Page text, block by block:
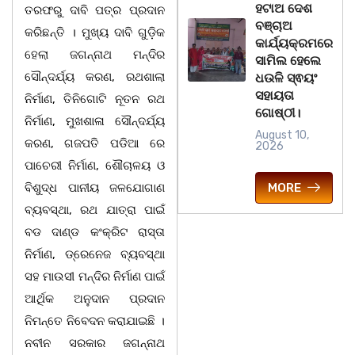
ତରଫରୁ ଦାବି ପତ୍ର ପ୍ରଦାନ
କରିଛନ୍ତି । ମୁଖ୍ୟ ଦାବି ଗୁଡ଼ିକ
ହେଲା ଜଗନ୍ନାଥ ମନ୍ଦିର
ସୌନ୍ଦର୍ଯ୍ୟ କରଣ, ରଥଶାଲା
ନିର୍ମାଣ, ତିନିଗୋଟି ନୂତନ ରଥ
ନିର୍ମାଣ, ମୁଖଶାଳା ସୌନ୍ଦର୍ଯ୍ୟ
କରଣ, ଗଜପତି ପଡିଆ ରେ
ପାଚେରୀ ନିର୍ମାଣ, ଶୌଚାଳୟ ଓ
ବିଶୁଦ୍ଧ ପାନୀୟ ଜଳଯୋଗାଣ
ବ୍ୟବସ୍ଥା, ରଥ ଯାତ୍ରା ପାଇଁ
ବଡ ଦାଣ୍ଡ କଂକ୍ରିଟ ରାସ୍ତା
ନିର୍ମାଣ, ଡ୍ରେନେଜ ବ୍ୟବସ୍ଥା
ସହ ମାଉସୀ ମନ୍ଦିର ନିର୍ମାଣ ପାଇଁ
ଆର୍ଥିକ ଅନୁଦାନ ପ୍ରଦାନ
ନିମନ୍ତେ ନିବେଦନ କରାଯାଇଛି ।
ନବୀନ ସରକାର ଜଗନ୍ନାଥ
ହଟାଅ ଦେଶ
ବଞ୍ଚାଅ
କାର୍ଯ୍ୟକ୍ରମରେ
ସାମିଲ ହେଲେ
ଧଉଳି ସ୍ଵୟଂ
ସହାୟତା
ଗୋଷ୍ଠୀ।
August 10,
2026
MORE